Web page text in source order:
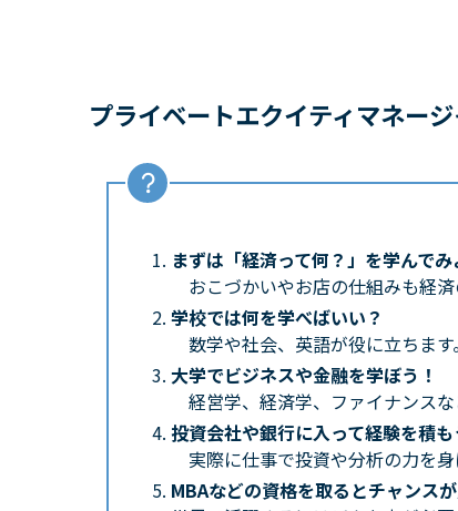
プライベートエクイティマネー
まずは「経済って何？」を学んでみ
おこづかいやお店の仕組みも経済
学校では何を学べばいい？
数学や社会、英語が役に立ちます
大学でビジネスや金融を学ぼう！
経営学、経済学、ファイナンスな
投資会社や銀行に入って経験を積も
実際に仕事で投資や分析の力を身
MBAなどの資格を取るとチャンスが